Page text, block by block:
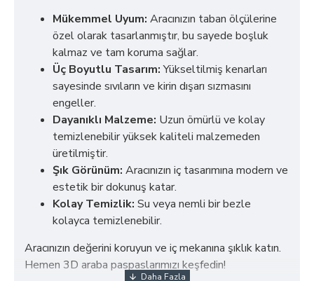
Mükemmel Uyum: Aracınızın taban ölçülerine
özel olarak tasarlanmıştır, bu sayede boşluk
kalmaz ve tam koruma sağlar.
Üç Boyutlu Tasarım:Yükseltilmiş kenarları
sayesinde sıvıların ve kirin dışarı sızmasını
engeller.
Dayanıklı Malzeme: Uzun ömürlü ve kolay
temizlenebilir yüksek kaliteli malzemeden
üretilmiştir.
Şık Görünüm: Aracınızın iç tasarımına modern ve
estetik bir dokunuş katar.
Kolay Temizlik: Su veya nemli bir bezle
kolayca temizlenebilir.
Aracınızın değerini koruyun ve iç mekanına şıklık katın.
Hemen 3D araba paspaslarımızı keşfedin!